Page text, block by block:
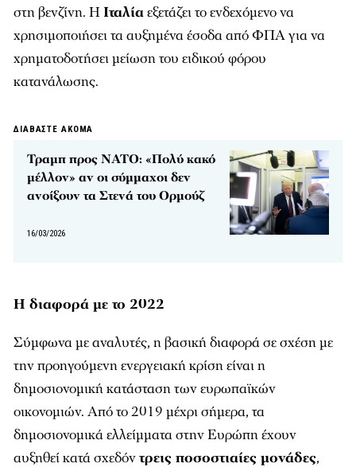
στη βενζίνη. Η Ιταλίαεξετάζει το ενδεχόμενο να
χρησιμοποιήσει τα αυξημένα έσοδα από ΦΠΑ για να
χρηματοδοτήσει μείωση του ειδικού φόρου
κατανάλωσης.
ΔΙΑΒΑΣΤΕ ΑΚΟΜΑ
Τραμπ προς ΝΑΤΟ: «Πολύ κακό
μέλλον» αν οι σύμμαχοι δεν
ανοίξουν τα Στενά του Ορμούζ
16/03/2026
Η διαφορά με το 2022
Σύμφωνα με αναλυτές, η βασική διαφορά σε σχέση με
την προηγούμενη ενεργειακή κρίση είναι η
δημοσιονομική κατάσταση των ευρωπαϊκών
οικονομιών. Από το 2019 μέχρι σήμερα, τα
δημοσιονομικά ελλείμματα στην Ευρώπη έχουν
αυξηθεί κατά σχεδόντρεις ποσοστιαίες μονάδες,